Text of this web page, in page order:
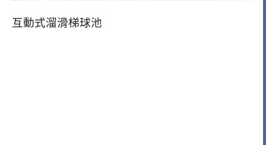
互動式溜滑梯球池